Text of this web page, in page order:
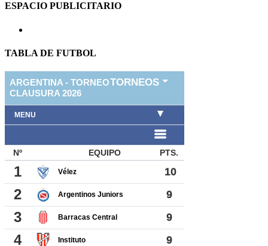
ESPACIO PUBLICITARIO
TABLA DE FUTBOL